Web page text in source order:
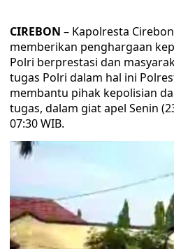
CIREBON – Kapolresta
memberikan penghargaan
Polri berprestasi dan
tugas Polri dalam hal ini
membantu pihak kepolisian
tugas, dalam giat apel Senin
07:30 WIB.